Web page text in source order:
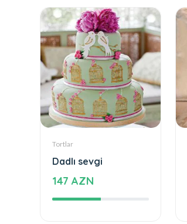
Tortlar
Dadlı sevgi
147 AZN